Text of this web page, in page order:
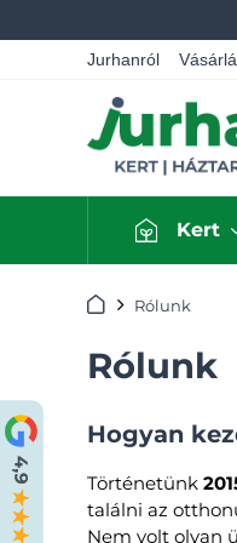
Jurhanról
Kert
KezdőlapRólunk
Rólunk
Hogyan
Történetünk
találni az
Nem volt olyan